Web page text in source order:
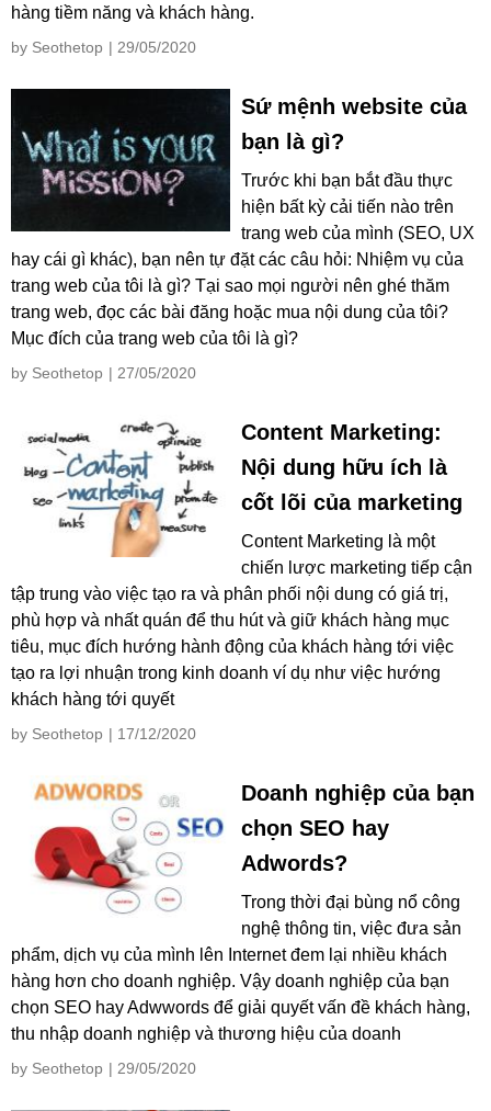
hàng tiềm năng và khách hàng.
by Seothetop | 29/05/2020
Sứ mệnh website của
bạn là gì?
Trước khi bạn bắt đầu thực
hiện bất kỳ cải tiến nào trên
trang web của mình (SEO, UX
hay cái gì khác), bạn nên tự đặt các câu hỏi: Nhiệm vụ của
trang web của tôi là gì? Tại sao mọi người nên ghé thăm
trang web, đọc các bài đăng hoặc mua nội dung của tôi?
Mục đích của trang web của tôi là gì?
by Seothetop | 27/05/2020
Content Marketing:
Nội dung hữu ích là
cốt lõi của marketing
Content Marketing là một
chiến lược marketing tiếp cận
tập trung vào việc tạo ra và phân phối nội dung có giá trị,
phù hợp và nhất quán để thu hút và giữ khách hàng mục
tiêu, mục đích hướng hành động của khách hàng tới việc
tạo ra lợi nhuận trong kinh doanh ví dụ như việc hướng
khách hàng tới quyết
by Seothetop | 17/12/2020
Doanh nghiệp của bạn
chọn SEO hay
Adwords?
Trong thời đại bùng nổ công
nghệ thông tin, việc đưa sản
phẩm, dịch vụ của mình lên Internet đem lại nhiều khách
hàng hơn cho doanh nghiệp. Vậy doanh nghiệp của bạn
chọn SEO hay Adwwords để giải quyết vấn đề khách hàng,
thu nhập doanh nghiệp và thương hiệu của doanh
by Seothetop | 29/05/2020